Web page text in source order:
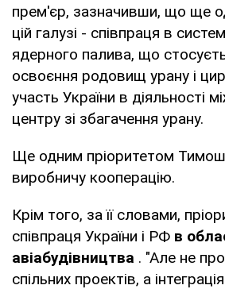
прем'єр, зазначивши, що ще
цій галузі - співпраця в
ядерного палива, що
освоєння родовищ урану і
участь України в діяльності
центру зі збагачення урану.
Ще одним пріоритетом
виробничу кооперацію.
Крім того, за її словами,
співпраця України і РФ в
авіабудівництва . "Але не
спільних проектів, а